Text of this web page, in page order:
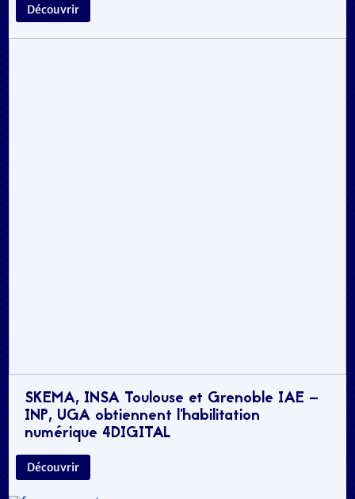
Découvrir
SKEMA, INSA Toulouse et Grenoble IAE –
INP, UGA obtiennent l’habilitation
numérique 4DIGITAL
Découvrir